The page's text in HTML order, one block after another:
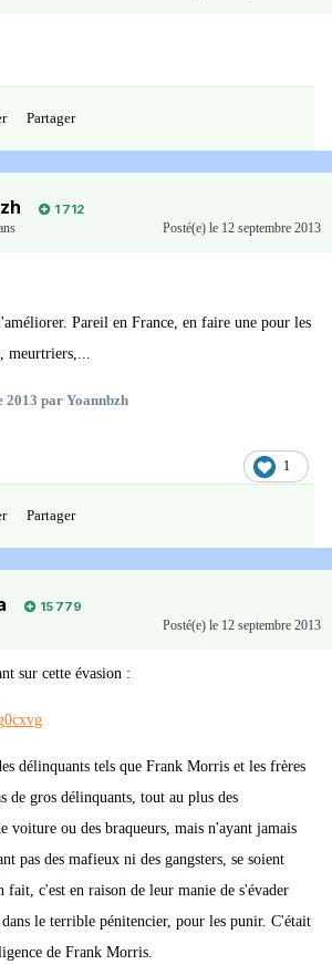
Partager
1 712
Posté(e) le 12 septembre 2013
Pareil en France, en faire une pour les
meurtriers,...
2013 par Yoannbzh
1
Partager
15 779
Posté(e) le 12 septembre 2013
sur cette évasion :
délinquants tels que Frank Morris et les frères
de gros délinquants, tout au plus des
voiture ou des braqueurs, mais n'ayant jamais
pas des mafieux ni des gangsters, se soient
fait, c'est en raison de leur manie de s'évader
le terrible pénitencier, pour les punir. C'était
de Frank Morris.